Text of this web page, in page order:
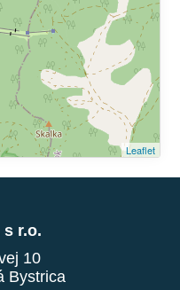
Leaflet
s r.o.
10
Bystrica